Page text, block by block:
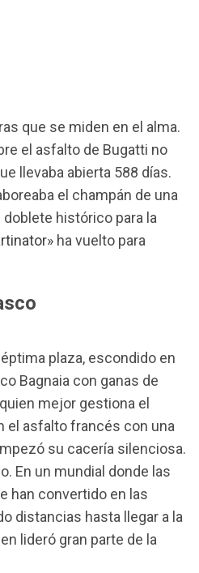
que se miden en el alma.
el asfalto de Bugatti no
llevaba abierta 588 días.
el champán de una
doblete histórico para la
ha vuelto para
plaza, escondido en
Bagnaia con ganas de
mejor gestiona el
el asfalto francés con una
su cacería silenciosa.
En un mundial donde las
han convertido en las
distancias hasta llegar a la
lideró gran parte de la